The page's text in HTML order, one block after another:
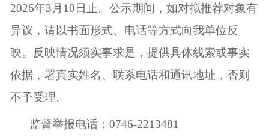
2026年3 月 10 日止。公示期间，如对拟推荐对象有
异议，请以书面形式、电话等方式向我单位反
映。反映情况须实事求是，提供具体线索或事实
依据，署真实姓名、联系电话和通讯地址，否则
不予受理。
监督举报电话： 0746-2213481